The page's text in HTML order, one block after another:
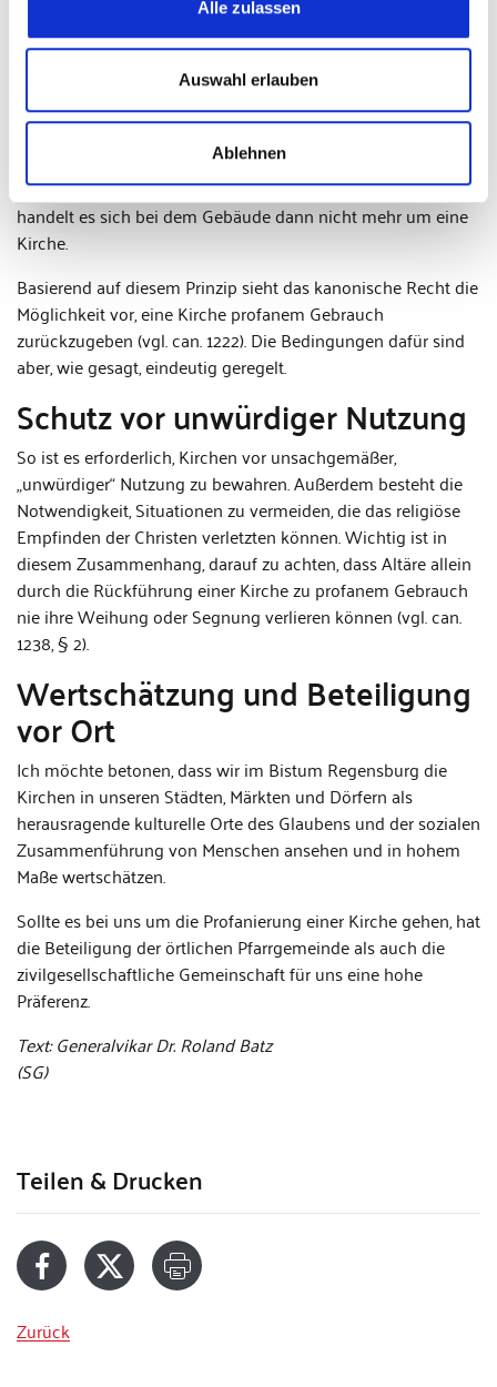
Alle zulassen
Auswahl erlauben
Ablehnen
Letztlich hat der Bischof, der die Diözese leitet und die
Wort über die Aufhebung von Kirchengebäuden.
Nach den kanonischen Normen ist eine Kirche ein Gebäude,
das für den katholischen Gottesdienst bestimmt ist (vgl. can.
1214). Sobald eine solche Nutzung rechtmäßig beendet ist,
handelt es sich bei dem Gebäude dann nicht mehr um eine
Kirche.
Basierend auf diesem Prinzip sieht das kanonische Recht die
Möglichkeit vor, eine Kirche profanem Gebrauch
zurückzugeben (vgl. can. 1222). Die Bedingungen dafür sind
aber, wie gesagt, eindeutig geregelt.
Schutz vor unwürdiger Nutzung
So ist es erforderlich, Kirchen vor unsachgemäßer,
„unwürdiger“ Nutzung zu bewahren. Außerdem besteht die
Notwendigkeit, Situationen zu vermeiden, die das religiöse
Empfinden der Christen verletzten können. Wichtig ist in
diesem Zusammenhang, darauf zu achten, dass Altäre allein
durch die Rückführung einer Kirche zu profanem Gebrauch
nie ihre Weihung oder Segnung verlieren können (vgl. can.
1238, § 2).
Wertschätzung und Beteiligung
vor Ort
Ich möchte betonen, dass wir im Bistum Regensburg die
Kirchen in unseren Städten, Märkten und Dörfern als
herausragende kulturelle Orte des Glaubens und der sozialen
Zusammenführung von Menschen ansehen und in hohem
Maße wertschätzen.
Sollte es bei uns um die Profanierung einer Kirche gehen, hat
die Beteiligung der örtlichen Pfarrgemeinde als auch die
zivilgesellschaftliche Gemeinschaft für uns eine hohe
Präferenz.
Text: Generalvikar Dr. Roland Batz
(SG)
Teilen & Drucken
Zurück